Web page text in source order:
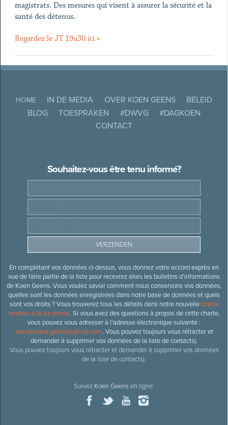
magistrats. Des mesures qui visent à assurer la sécurité et la
santé des détenus.
Regardez le JT 19u30 ici »
HOME IN DE MEDIA OVER KOEN GEENS
BELEID
BLOG
TOESPRAKEN #DWVG
#DAGKOEN
CONTACT
Souhaitez-vous être tenu informé?
En complétant vos données ci-dessus, vous donnez votre accord exprès en
vue de faire partie de la liste pour recevrez alors les bulletins d’informations
de Koen Geens. Vous voulez savoir comment nous conservons vos données,
quelles sont les données enregistrées dans notre base de données et quels
sont vos droits ? Vous trouverez tous les détails dans notre nouvellecharte
relative à la vie privée. Si vous avez des questions à propos de cette charte,
vous pouvez vous adresser à l’adresse électronique suivante :
secretariaat.geens@gmail.com. Vous pouvez toujours vous rétracter et
demander à supprimer vos données de la liste de contacts).
Vous pouvez toujours vous rétracter et demander à supprimer vos données
de la liste de contacts).
Suivez Koen Geensen ligne: